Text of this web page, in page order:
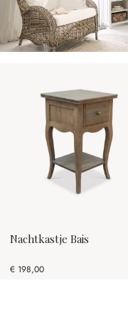
Nachtkastje Bais
€ 198,00